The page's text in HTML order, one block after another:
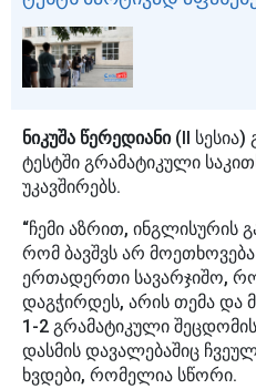
ნიკუშა წერედიანი (II სესია)
ტესტში გრამატიკული
უკავშირებს.
“ჩემი აზრით, ინგლისურის
რომ ბავშვს არ
ერთადერთი სავარჯიშო,
დაგჭირდეს, არის თემა და
1-2 გრამატიკული
დასმის დავალებაშიც
ხვდები, რომელია სწორი.